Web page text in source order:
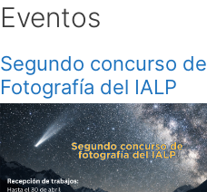
Eventos
Segundo concurso de
Fotografía del IALP